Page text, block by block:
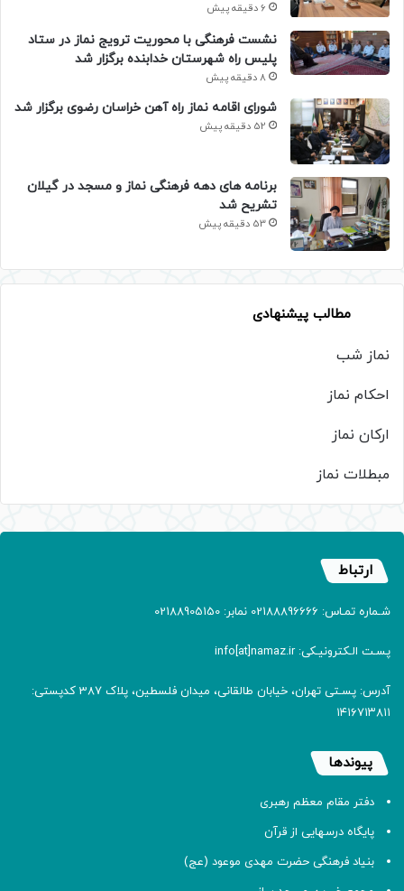
6 دقیقه پیش
نشست فرهنگی با محوریت ترویج نماز در ستاد
پلیس راه شهرستان خدابنده برگزار شد
8 دقیقه پیش
شورای اقامه نماز راه آهن خراسان رضوی برگزار شد
52 دقیقه پیش
برنامه های دهه فرهنگی نماز و مسجد در گیلان
تشریح شد
53 دقیقه پیش
مطالب پیشنهادی
نماز شب
احکام نماز
ارکان نماز
مبطلات نماز
ارتباط
شـماره تمـاس: 02188896666 نمابر: 02188905150
پسـت الـکترونیـکی: info[at]namaz.ir
آدرس: پسـتی تهران، خیابان طالقانی، میدان فلسطین، پلاک 387 کدپستی:
۱۴۱۶۷۱۳۸۱۱
پیوندها
دفتر مقام معظم رهبری
پایگاه درسهایی از قرآن
بنیاد فرهنگی حضرت مهدی موعود (عج)